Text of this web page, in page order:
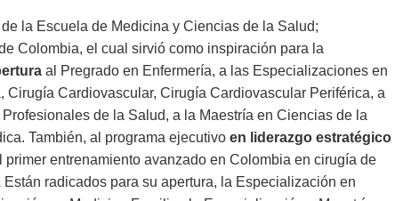
de la Escuela de Medicina y Ciencias de la Salud;
Colombia, el cual sirvió como inspiración para la
al Pregrado en Enfermería, a las Especializaciones en
Cardiovascular, Cirugía Cardiovascular Periférica, a
de la Salud, a la Maestría en Ciencias de la
También, al programa ejecutivo en liderazgo estratégico
entrenamiento avanzado en Colombia en cirugía de
Están radicados para su apertura, la Especialización en